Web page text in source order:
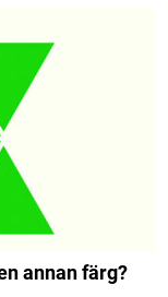
annan färg?